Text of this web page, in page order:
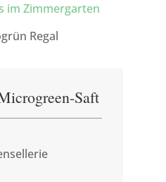
im Zimmergarten
Saft